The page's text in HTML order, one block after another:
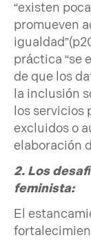
“existen
promueven
práctica “se
de que los
la inclusión
los servicios
excluidos o
elaboración
2. Los
feminista:
El